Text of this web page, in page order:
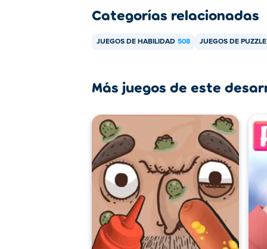
Categorías relacionadas
JUEGOS DE HABILIDAD 508 JUEGOS DE PUZZLE
Más juegos de este